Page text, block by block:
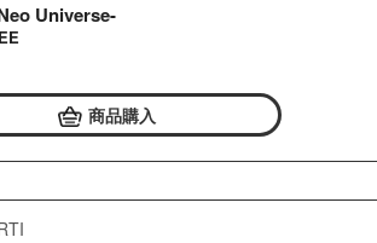
Universe-
商品購入